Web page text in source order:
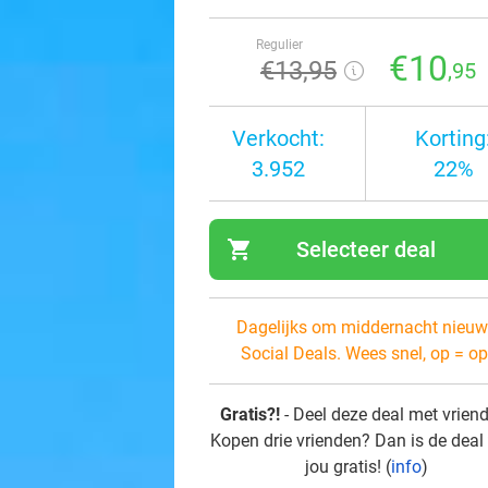
Regulier
€13,95 €10,95
Verkocht:
3.952
22%
shopping_cart Selecteer deal
Dagelijks om middernacht
Social Deals. Wees snel, op =
Gratis?! - Deel deze deal met
Kopen drie vrienden? Dan is de
jou gratis! (info)